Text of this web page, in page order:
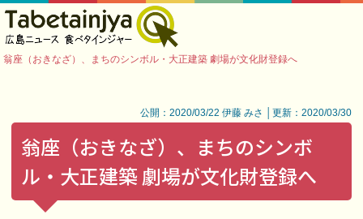
翁座（おきなざ）、まちのシンボル・大正建築 劇場が文化財登録へ
公開：2020/03/22 伊藤 みさ │更新：2020/03/30
翁座（おきなざ）、まちのシンボ
ル・大正建築 劇場が文化財登録へ